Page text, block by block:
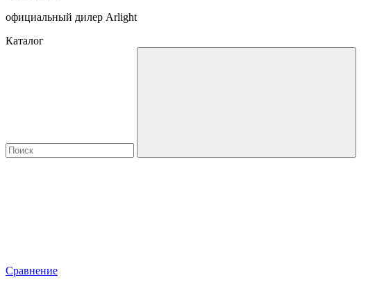
официальный дилер Arlight
Каталог
Сравнение